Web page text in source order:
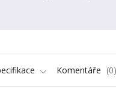
Komentáře 0